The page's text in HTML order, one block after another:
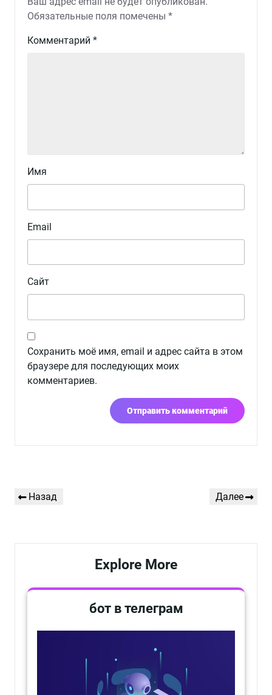
Обязательные поля помечены *
Комментарий *
Имя
Email
Сайт
Сохранить моё имя, email и адрес сайта в этом
браузере для последующих моих
комментариев.
по
Предыдущая
Назад
Следующая
Далее
Explore More
бот в телеграм